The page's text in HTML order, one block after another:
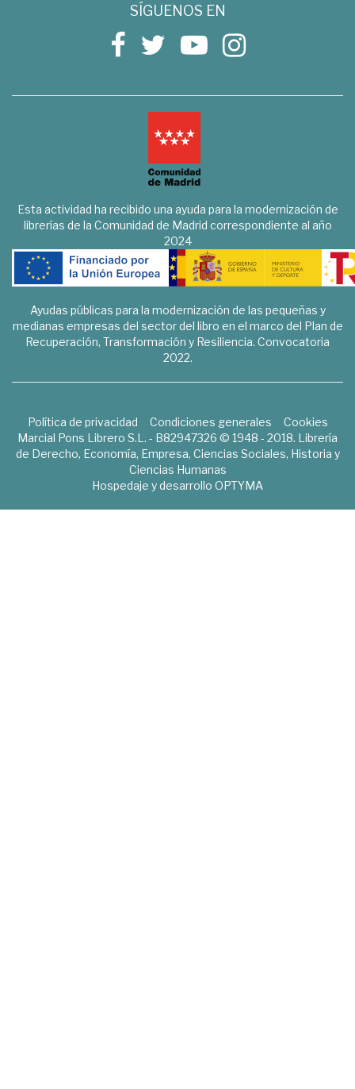
SÍGUENOS EN
Esta actividad ha recibido una ayuda para la modernización de
librerías de la Comunidad de Madrid correspondiente al año
2024
Ayudas públicas para la modernización de las pequeñas y
medianas empresas del sector del libro en el marco del Plan de
Recuperación, Transformación y Resiliencia. Convocatoria
2022.
Política de privacidad Condiciones generales
Cookies
Marcial Pons Librero S.L. - B82947326 © 1948 - 2018. Librería
de Derecho, Economía, Empresa, Ciencias Sociales, Historia y
Ciencias Humanas
Hospedaje y desarrollo OPTYMA